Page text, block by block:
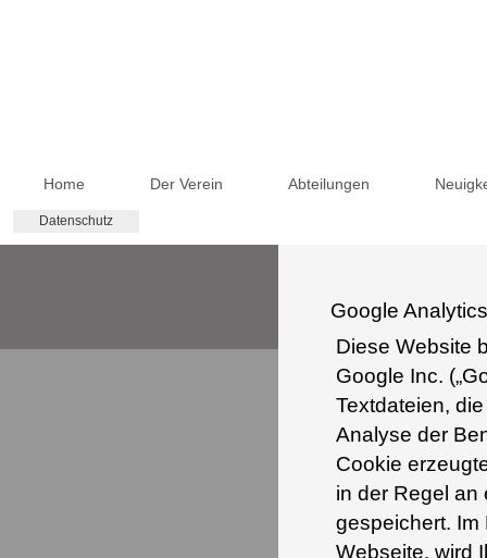
Home Der Verein Abteilungen
Datenschutz
Google
Diese Website
Google Inc.
Textdateien,
Analyse der
Cookie
in der Regel an
gespeichert. Im
Webseite, wird